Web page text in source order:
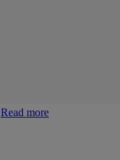
Read more